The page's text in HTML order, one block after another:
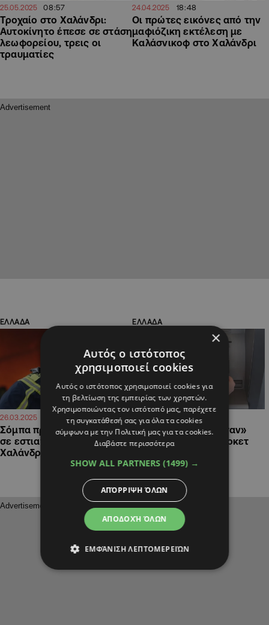
25.05.2025 08:57
Τροχαίο στο Χαλάνδρι:
Aυτοκίνητο έπεσε σε στάση
λεωφορείου, τρεις οι
τραυματίες
24.04.2025 18:48
Οι πρώτες εικόνες από την
μαφιόζικη εκτέλεση με
Καλάσνικοφ στο Χαλάνδρι
ΕΛΛΑΔΑ
26.03.2025
Σόμπα προκάλεσε έκρηξη
σε εστιατόριο στο
Χαλάνδρι
ΕΛΛΑΔΑ
03.10.2024 14:58
Νυχτοβάτες «σήκωσαν»
ΑΤΜ από σούπερ μάρκετ
×
Αυτός ο ιστότοπος
χρησιμοποιεί cookies
Αυτός ο ιστότοπος χρησιμοποιεί cookies για
τη βελτίωση της εμπειρίας των χρηστών.
Χρησιμοποιώντας τον ιστότοπό μας, παρέχετε
τη συγκατάθεσή σας για όλα τα cookies
σύμφωνα με την Πολιτική μας για τα cookies.
Διαβάστε περισσότερα
SHOW ALL PARTNERS (1499) →
ΑΠΟΔΟΧΉ ΌΛΩΝ
ΑΠΌΡΡΙΨΗ ΌΛΩΝ
ΕΜΦΆΝΙΣΗ ΛΕΠΤΟΜΕΡΕΙΏΝ